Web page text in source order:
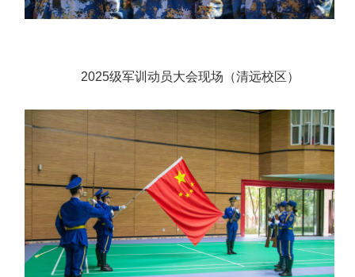
2025级军训动员大会现场 （清远校区）